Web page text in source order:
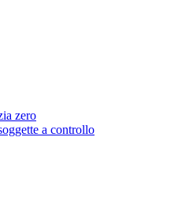
zero
a controllo